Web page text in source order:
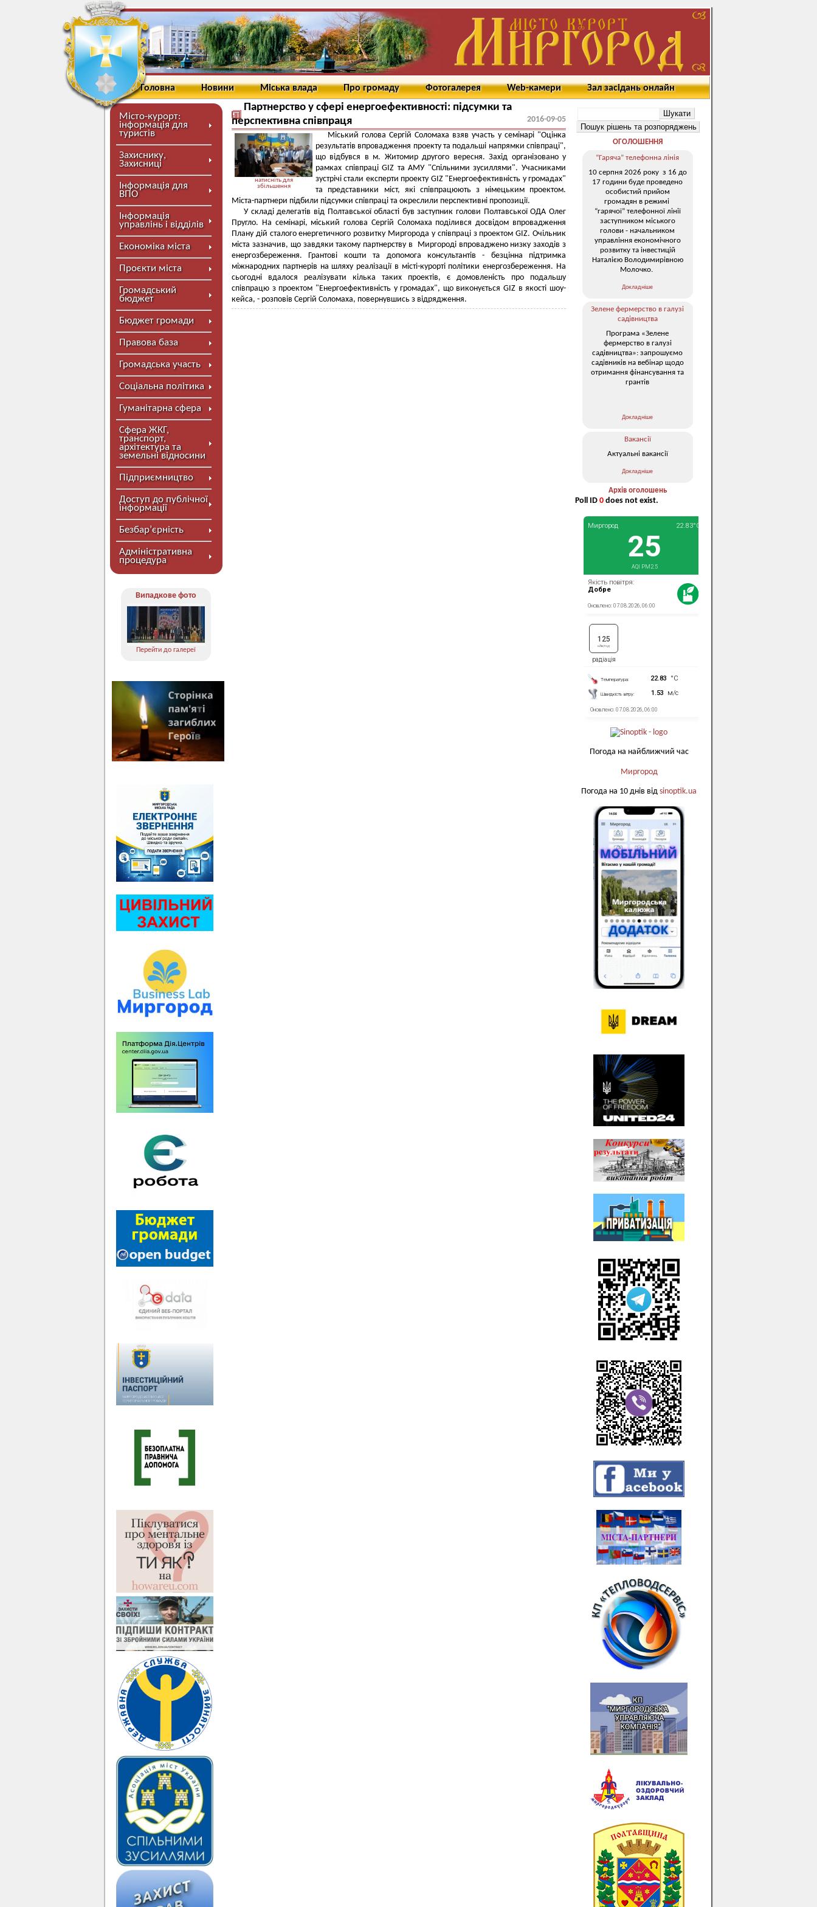
Головна Новини Міська влада Про громаду Фотогалерея Web-камери Зал засідань онлайн
Місто-курорт:
інформація для
туристів
Захиснику,
Захисниці
Інформація для
ВПО
Інформація
управлінь і відділів
Економіка міста
Проєкти міста
Громадський
бюджет
Бюджет громади
Правова база
Громадська участь
Соціальна політика
Гуманітарна сфера
Сфера ЖКГ,
транспорт,
архітектура та
земельні відносини
Підприємництво
Доступ до публічної
інформації
Безбар’єрність
Адміністративна
процедура
Випадкове фото
Перейти до галереї
Партнерство у сфері енергоефективності: підсумки та
перспективна співпраця
2016-09-05
натисніть для
збільшення
Міський голова Сергій Соломаха взяв участь у семінарі "Оцінка
результатів впровадження проекту та подальші напрямки співпраці",
що відбувся в м. Житомир другого вересня. Захід організовано у
рамках співпраці GIZ та АМУ "Спільними зусиллями". Учасниками
зустрічі стали експерти проекту GIZ "Енергоефективність у громадах"
та представники міст, які співпрацюють з німецьким проектом.
Міста-партнери підбили підсумки співпраці та окреслили перспективні пропозиції.
У складі делегатів від Полтавської області був заступник голови Полтавської ОДА Олег
Пругло. На семінарі, міський голова Сергій Соломаха поділився досвідом впровадження
Плану дій сталого енергетичного розвитку Миргорода у співпраці з проектом GIZ. Очільник
міста зазначив, що завдяки такому партнерству в Миргороді впроваджено низку заходів з
енергозбереження. Грантові кошти та допомога консультантів - безцінна підтримка
міжнародних партнерів на шляху реалізації в місті-курорті політики енергозбереження. На
сьогодні вдалося реалізувати кілька таких проектів, є домовленість про подальшу
співпрацю з проектом "Енергоефективність у громадах", що виконується GIZ в якості шоу-
кейса, - розповів Сергій Соломаха, повернувшись з відрядження.
ОГОЛОШЕННЯ
“Гаряча” телефонна лінія
10 серпня 2026 року з 16 до
17 години буде проведено
особистий прийом
громадян в режимі
“гарячої” телефонної лінії
заступником міського
голови - начальником
управління економічного
розвитку та інвестицій
Наталією Володимирівною
Молочко.
Докладніше
Зелене фермерство в галузі
садівництва
Програма «Зелене
фермерство в галузі
садівництва»: запрошуємо
садівників на вебінар щодо
отримання фінансування та
грантів
Докладніше
Вакансії
Актуальні вакансії
Докладніше
Архів оголошень
Poll ID 0 does not exist.
Погода на найближчий час
Миргород
Погода на 10 днів від sinoptik.ua